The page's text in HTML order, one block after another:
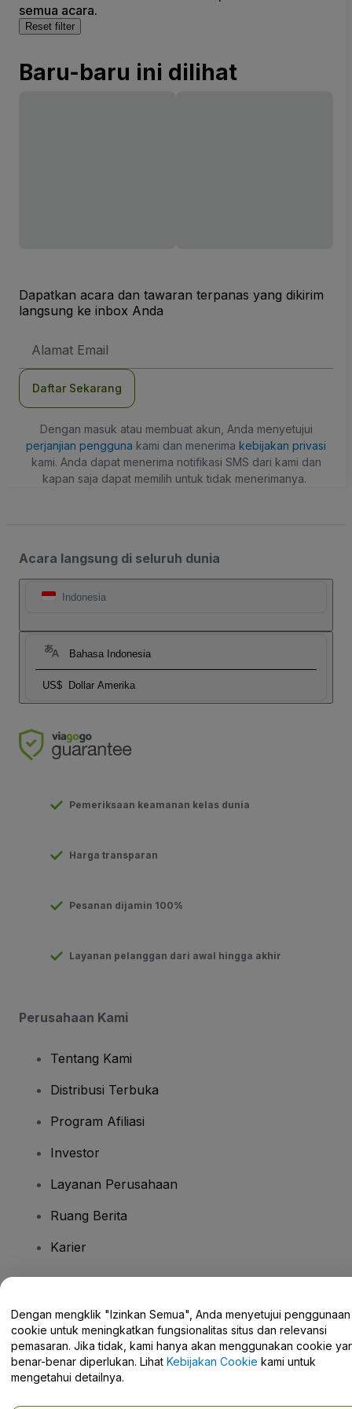
semua acara.
Reset filter
Baru-baru ini dilihat
Dapatkan acara dan tawaran terpanas yang dikirim
langsung ke inbox Anda
Email
Daftar Sekarang
Dengan masuk atau membuat akun, Anda menyetujui
perjanjian pengguna kami dan menerima kebijakan privasi
kami. Anda dapat menerima notifikasi SMS dari kami dan
kapan saja dapat memilih untuk tidak menerimanya.
Acara langsung di seluruh dunia
Indonesia
Bahasa Indonesia
US$ Dollar Amerika
Pemeriksaan keamanan kelas dunia
Harga transparan
Pesanan dijamin 100%
Layanan pelanggan dari awal hingga akhir
Perusahaan Kami
Tentang Kami
Distribusi Terbuka
Program Afiliasi
Investor
Layanan Perusahaan
Ruang Berita
Karier
Pusat Bantuan / Hubungi Kami
Dengan mengklik "Izinkan Semua", Anda menyetujui penggunaan
cookie untuk meningkatkan fungsionalitas situs dan relevansi
pemasaran. Jika tidak, kami hanya akan menggunakan cookie
benar-benar diperlukan. Lihat Kebijakan Cookie kami untuk
mengetahui detailnya.